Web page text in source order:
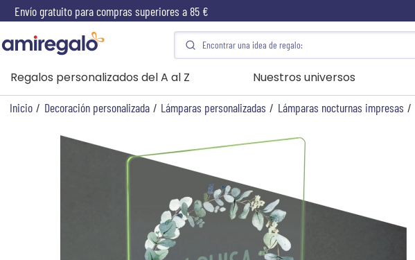
Envío gratuito para compras superiores a 85 €
Regalos personalizados del A al Z Nuestros universos
Inicio / Decoración personalizada / Lámparas personalizadas / Lámparas nocturnas impresas /